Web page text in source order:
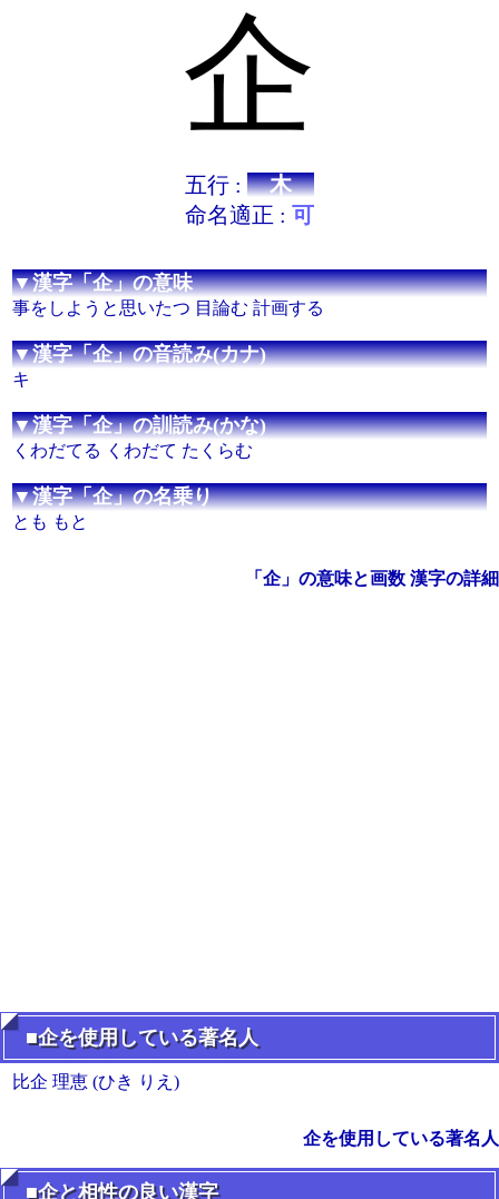
企
五行 : 木
命名適正 : 可
▼漢字「企」の意味
事をしようと思いたつ 目論む 計画する
▼漢字「企」の音読み(カナ)
キ
▼漢字「企」の訓読み(かな)
くわだてる くわだて たくらむ
▼漢字「企」の名乗り
とも もと
「企」の意味と画数 漢字の詳細
■企を使用している著名人
比企 理恵 (ひき りえ)
企を使用している著名人
■企と相性の良い漢字